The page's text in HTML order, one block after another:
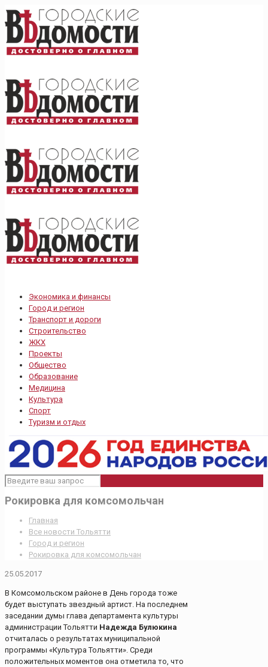
Экономика и финансы
Город и регион
Транспорт и дороги
Строительство
ЖКХ
Проекты
Общество
Образование
Медицина
Культура
Спорт
Туризм и отдых
Рокировка для комсомольчан
Главная
Все новости Тольятти
Город и регион
Рокировка для комсомольчан
25.05.2017
В Комсомольском районе в День города тоже
будет выступать звездный артист. На последнем
заседании думы глава департамента культуры
администрации Тольятти Надежда Булюкина
отчиталась о результатах муниципальной
программы «Культура Тольятти». Среди
положительных моментов она отметила то, что